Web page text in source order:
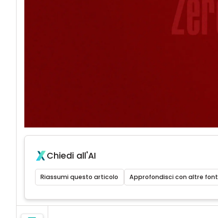
Chiedi all'AI
Riassumi questo articolo Approfondisci con altre